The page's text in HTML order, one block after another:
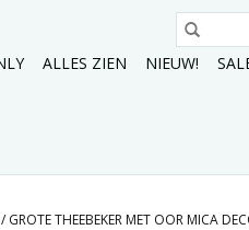
ALLES ZIEN NIEUW!
/ GROTE THEEBEKER MET OOR MICA